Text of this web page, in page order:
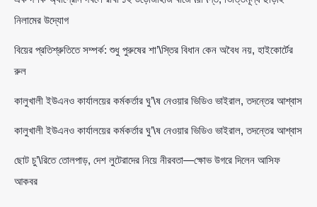
নিলামের উদ্যোগ
বিয়ের প্রতিশ্রুতিতে সম্পর্ক: শুধু পুরুষের শা’\স্তির বিধান কেন অবৈধ নয়, হাইকোর্টের
রুল
কালুখালী ইউএনও কার্যালয়ের কর্মকর্তার ঘু’\ষ নেওয়ার ভিডিও ভাইরাল, তদন্তের আশ্বাস
কালুখালী ইউএনও কার্যালয়ের কর্মকর্তার ঘু’\ষ নেওয়ার ভিডিও ভাইরাল, তদন্তের আশ্বাস
ছোট চু’\রিতে তোলপাড়, দেশ লুটেরাদের নিয়ে নীরবতা—ক্ষোভ উগরে দিলেন আসিফ
আকবর